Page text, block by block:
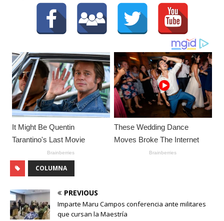
COLUMNA
PREVIOUS
Imparte Maru Campos conferencia ante militares
que cursan la Maestría